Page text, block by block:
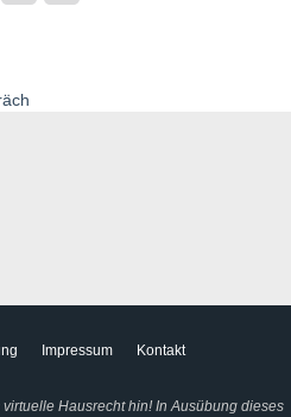
Impressum Kontakt
Hausrecht hin! In Ausübung dieses